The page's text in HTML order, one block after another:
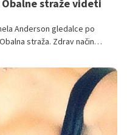
straže videti
Anderson gledalce po
straža. Zdrav način